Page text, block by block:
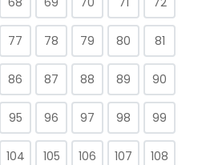
77 78 79 80 81
86 87 88 89 90
95 96 97 98 99
104 105 106 107 108